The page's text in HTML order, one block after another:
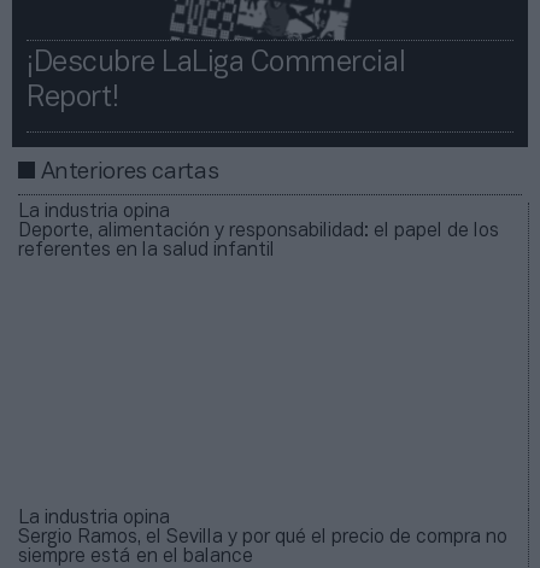
¡Descubre LaLiga Commercial
Report!​​
Anteriores cartas
La industria opina
Deporte, alimentación y responsabilidad: el papel de los
referentes en la salud infantil
La industria opina
Sergio Ramos, el Sevilla y por qué el precio de compra no
siempre está en el balance